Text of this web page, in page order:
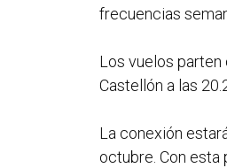
frecuencias
Los vuelos parten
Castellón a las
La conexión
octubre. Con esta